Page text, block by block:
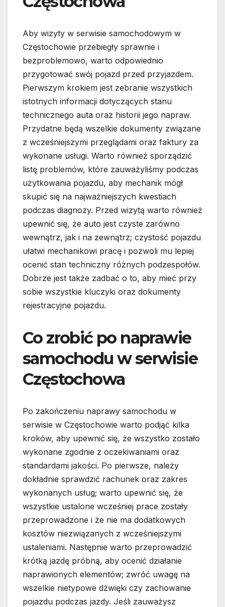
Aby wizyty w serwisie samochodowym w
Częstochowie przebiegły sprawnie i
bezproblemowo, warto odpowiednio
przygotować swój pojazd przed przyjazdem.
Pierwszym krokiem jest zebranie wszystkich
istotnych informacji dotyczących stanu
technicznego auta oraz historii jego napraw.
Przydatne będą wszelkie dokumenty związane
z wcześniejszymi przeglądami oraz faktury za
wykonane usługi. Warto również sporządzić
listę problemów, które zauważyliśmy podczas
użytkowania pojazdu, aby mechanik mógł
skupić się na najważniejszych kwestiach
podczas diagnozy. Przed wizytą warto również
upewnić się, że auto jest czyste zarówno
wewnątrz, jak i na zewnątrz; czystość pojazdu
ułatwi mechanikowi pracę i pozwoli mu lepiej
ocenić stan techniczny różnych podzespołów.
Dobrze jest także zadbać o to, aby mieć przy
sobie wszystkie kluczyki oraz dokumenty
rejestracyjne pojazdu.
Co zrobić po naprawie
samochodu w serwisie
Częstochowa
Po zakończeniu naprawy samochodu w
serwisie w Częstochowie warto podjąć kilka
kroków, aby upewnić się, że wszystko zostało
wykonane zgodnie z oczekiwaniami oraz
standardami jakości. Po pierwsze, należy
dokładnie sprawdzić rachunek oraz zakres
wykonanych usług; warto upewnić się, że
wszystkie ustalone wcześniej prace zostały
przeprowadzone i że nie ma dodatkowych
kosztów niezwiązanych z wcześniejszymi
ustaleniami. Następnie warto przeprowadzić
krótką jazdę próbną, aby ocenić działanie
naprawionych elementów; zwróć uwagę na
wszelkie nietypowe dźwięki czy zachowanie
pojazdu podczas jazdy. Jeśli zauważysz